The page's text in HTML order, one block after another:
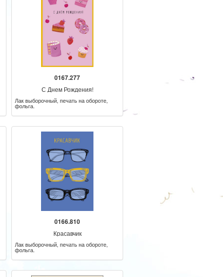
0167.277
С Днем Рождения!
Лак выборочный, печать на обороте,
фольга.
0166.810
Красавчик
Лак выборочный, печать на обороте,
фольга.